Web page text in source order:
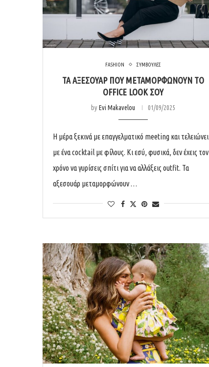
FASHION ΣΥΜΒΟΥΛΕΣ
ΤΑ ΑΞΕΣΟΥΆΡ ΠΟΥ ΜΕΤΑΜΟΡΦΏΝΟΥΝ ΤΟ
OFFICE LOOK ΣΟΥ
byEvi Makavelou 01/09/2025
Η μέρα ξεκινά με επαγγελματικό meeting και τελειώνει
με ένα cocktail με φίλους. Κι εσύ, φυσικά, δεν έχεις τον
χρόνο να γυρίσεις σπίτι για να αλλάξεις outfit. Τα
αξεσουάρ μεταμορφώνουν …